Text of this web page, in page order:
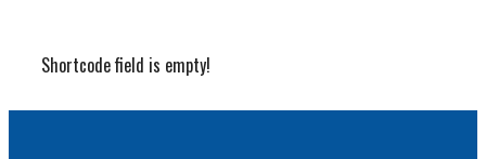
Shortcode field is empty!